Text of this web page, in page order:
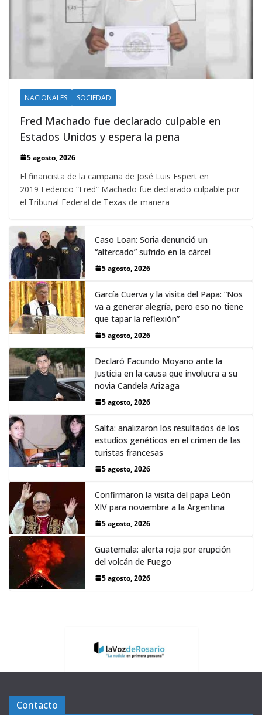
NACIONALES SOCIEDAD
Fred Machado fue declarado culpable en
Estados Unidos y espera la pena
5 agosto, 2026
El financista de la campaña de José Luis Espert en
2019 Federico “Fred” Machado fue declarado culpable por
el Tribunal Federal de Texas de manera
Caso Loan: Soria denunció un
“altercado” sufrido en la cárcel
5 agosto, 2026
García Cuerva y la visita del Papa: “Nos
va a generar alegría, pero eso no tiene
que tapar la reflexión”
5 agosto, 2026
Declaró Facundo Moyano ante la
Justicia en la causa que involucra a su
novia Candela Arizaga
5 agosto, 2026
Salta: analizaron los resultados de los
estudios genéticos en el crimen de las
turistas francesas
5 agosto, 2026
Confirmaron la visita del papa León
XIV para noviembre a la Argentina
5 agosto, 2026
Guatemala: alerta roja por erupción
del volcán de Fuego
5 agosto, 2026
Contacto